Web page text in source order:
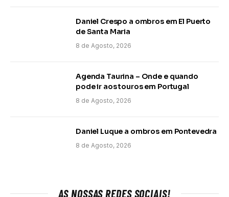
Daniel Crespo a ombros em El Puerto
de Santa Maria
8 de Agosto, 2026
Agenda Taurina – Onde e quando
pode ir aos touros em Portugal
8 de Agosto, 2026
Daniel Luque a ombros em Pontevedra
8 de Agosto, 2026
AS NOSSAS REDES SOCIAIS!